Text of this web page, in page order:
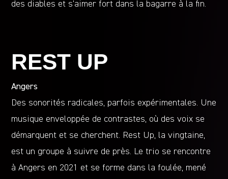
des diables et s’aimer fort dans la bagarre à la fin.
REST UP
Angers
Des sonorités radicales, parfois expérimentales. Une
musique enveloppée de contrastes, où des voix se
démarquent et se cherchent. Rest Up, la vingtaine,
est un groupe à suivre de près. Le trio se rencontre
à Angers en 2021 et se forme dans la foulée, mené